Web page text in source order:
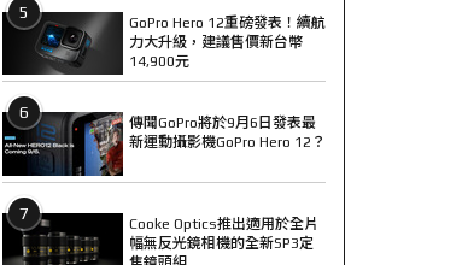
5
GoPro Hero 12重磅發表！續航
力大升級，建議售價新台幣
14,900元
6
傳聞GoPro將於9月6日發表最
新運動攝影機GoPro Hero 12？
7
Cooke Optics推出適用於全片
幅無反光鏡相機的全新SP3定